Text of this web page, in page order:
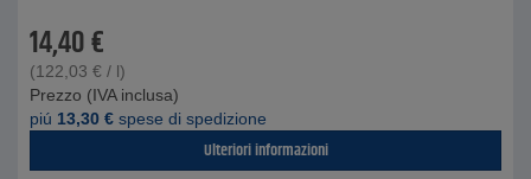
14,40€
(122,03 € / l)
Prezzo (IVA inclusa)
piú 13,30 € spese di spedizione
Ulteriori informazioni